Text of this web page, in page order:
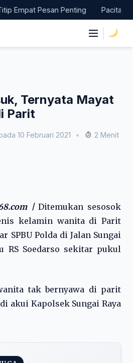
Pesan Penting Pacitan
Ternyata Mayat
Parit
10 Februari 2021 •
2 Menit
|Ditemukan sesosok
kelamin wanita di Parit
SPBU Polda di Jalan Sungai
RS Soedarso sekitar pukul
tak bernyawa di parit
akui Kapolsek Sungai Raya